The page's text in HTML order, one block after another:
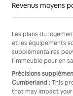
Revenus moyens
Les plans du
et les équipements
supplémentaires
l'immeuble pour en
Précisions
Cumberland :This
that may impact